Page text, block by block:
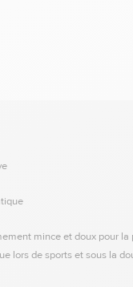
mince et doux pour la
lors de sports et sous la